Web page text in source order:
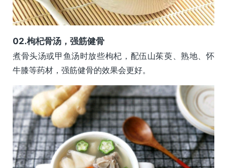
02.枸杞骨汤，强筋健骨
煮骨头汤或甲鱼汤时放些枸杞，配伍山茱萸、熟地、怀
牛膝等药材，强筋健骨的效果会更好。